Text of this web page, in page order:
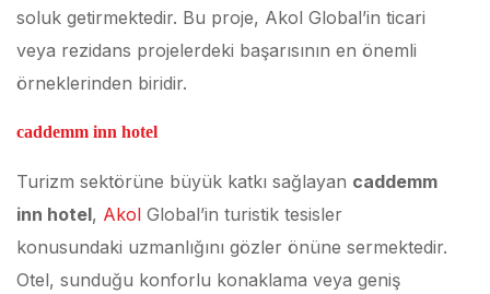
soluk getirmektedir. Bu proje, Akol Global’in ticari
veya rezidans projelerdeki başarısının en önemli
örneklerinden biridir.
caddemm inn hotel
Turizm sektörüne büyük katkı sağlayan caddemm
inn hotel, Akol Global’in turistik tesisler
konusundaki uzmanlığını gözler önüne sermektedir.
Otel, sunduğu konforlu konaklama veya geniş